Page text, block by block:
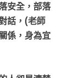
安全，部落
話，(老師
係，身為宜